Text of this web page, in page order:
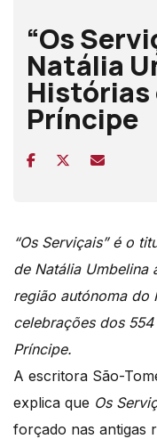
“Os
Natália
Príncipe
“Os Serviçais” é o
de Natália Umbelina
região autónoma do
celebrações dos
Príncipe.
A escritora São-
explica que Os
forçado nas antigas